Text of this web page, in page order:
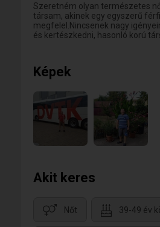
Szeretném olyan természetes
társam, akinek egy egyszerű
megfelel.Nincsenek nagy
és kertészkedni, hasonló korú
Képek
Akit keres
Nőt 39-49 év